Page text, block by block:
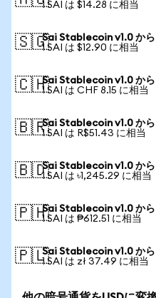
1 SAI は $14.28 に相当
🇸🇬Sai Stablecoin v1.0 か
1 SAI は $12.90 に相当
🇨🇭Sai Stablecoin v1.0 から
1 SAI は CHF 8.15 に相当
🇧🇷Sai Stablecoin v1.0 か
1 SAI は R$51.43 に相当
🇧🇩Sai Stablecoin v1.0 から
1 SAI は ৳1,245.29 に相当
🇵🇭Sai Stablecoin v1.0 から
1 SAI は ₱612.51 に相当
🇵🇱Sai Stablecoin v1.0 から
1 SAI は zł 37.49 に相当